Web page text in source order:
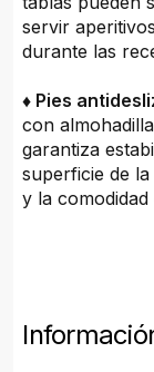
servir
durante las
♦ Pies
con
garantiza
superficie de la
y la